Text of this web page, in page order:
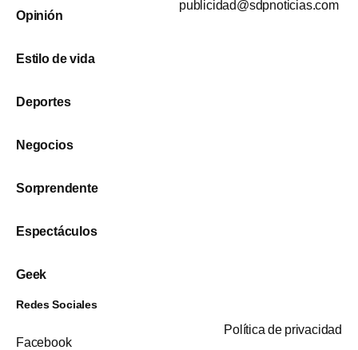
Opinión
Estilo de vida
Deportes
Negocios
Sorprendente
Espectáculos
Geek
publicidad@sdpnoticias.com
Redes Sociales
Facebook
Política de privacidad